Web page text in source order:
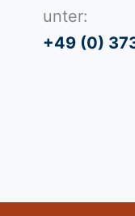
unter:
+49 (0)